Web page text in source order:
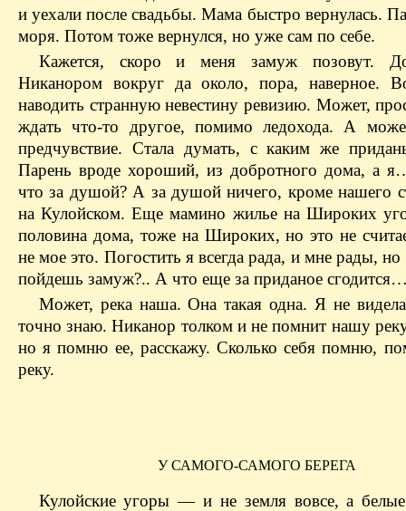
и уехали после свадьбы. Мама быстро вернулась.
моря. Потом тоже вернулся, но уже сам по себе.
Кажется, скоро и меня замуж позовут.
Никанором вокруг да около, пора, наверное.
наводить странную невестину ревизию. Может,
ждать что-то другое, помимо ледохода. А
предчувствие. Стала думать, с каким же
Парень вроде хороший, из добротного дома, а
что за душой? А за душой ничего, кроме нашего
на Кулойском. Еще мамино жилье на Широких
половина дома, тоже на Широких, но это не
не мое это. Погостить я всегда рада, и мне рады, но
пойдешь замуж?.. А что еще за приданое
Может, река наша. Она такая одна. Я не
точно знаю. Никанор толком и не помнит нашу
но я помню ее, расскажу. Сколько себя помню,
реку.
У САМОГО-САМОГО БЕРЕГА
Кулойские угоры — и не земля вовсе, а